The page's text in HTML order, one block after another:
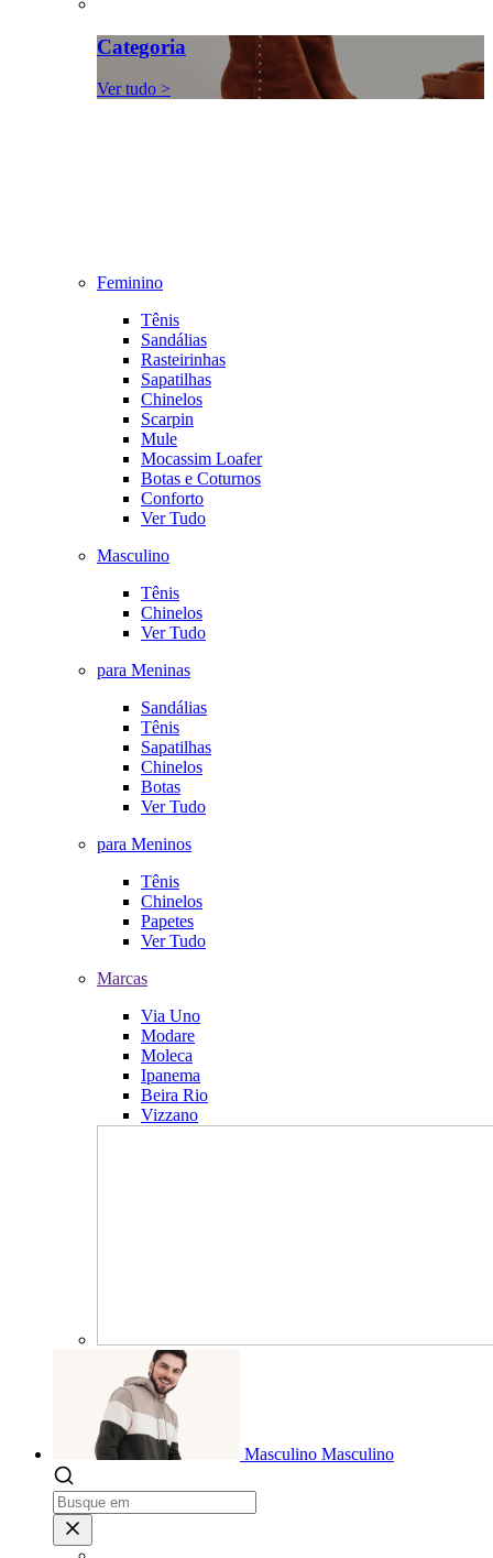
Categoria
Ver tudo >
Feminino
Tênis
Sandálias
Rasteirinhas
Sapatilhas
Chinelos
Scarpin
Mule
Mocassim Loafer
Botas e Coturnos
Conforto
Ver Tudo
Masculino
Tênis
Chinelos
Ver Tudo
para Meninas
Sandálias
Tênis
Sapatilhas
Chinelos
Botas
Ver Tudo
para Meninos
Tênis
Chinelos
Papetes
Ver Tudo
Marcas
Via Uno
Modare
Moleca
Ipanema
Beira Rio
Vizzano
Masculino Masculino